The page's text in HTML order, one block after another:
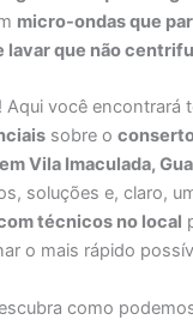
micro-ondas que
lavar que não
Aqui você encontrará
sobre o
Vila Imaculada,
soluções e, claro,
técnicos no local
o mais rápido
como